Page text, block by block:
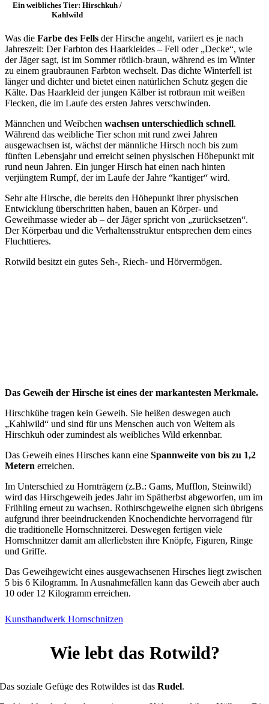
Ein weibliches Tier: Hirschkuh /
Kahlwild
Was die Farbe des Fells der Hirsche angeht, variiert es je nach
Jahreszeit: Der Farbton des Haarkleides – Fell oder „Decke“, wie
der Jäger sagt, ist im Sommer rötlich-braun, während es im Winter
zu einem graubraunen Farbton wechselt. Das dichte Winterfell ist
länger und dichter und bietet einen natürlichen Schutz gegen die
Kälte. Das Haarkleid der jungen Kälber ist rotbraun mit weißen
Flecken, die im Laufe des ersten Jahres verschwinden.
Männchen und Weibchen wachsen unterschiedlich schnell.
Während das weibliche Tier schon mit rund zwei Jahren
ausgewachsen ist, wächst der männliche Hirsch noch bis zum
fünften Lebensjahr und erreicht seinen physischen Höhepunkt mit
rund neun Jahren. Ein junger Hirsch hat einen nach hinten
verjüngtem Rumpf, der im Laufe der Jahre “kantiger“ wird.
Sehr alte Hirsche, die bereits den Höhepunkt ihrer physischen
Entwicklung überschritten haben, bauen an Körper- und
Geweihmasse wieder ab – der Jäger spricht von „zurücksetzen“.
Der Körperbau und die Verhaltensstruktur entsprechen dem eines
Fluchttieres.
Rotwild besitzt ein gutes Seh-, Riech- und Hörvermögen.
Das Geweih der Hirsche ist eines der markantesten Merkmale.
Hirschkühe tragen kein Geweih. Sie heißen deswegen auch
„Kahlwild“ und sind für uns Menschen auch von Weitem als
Hirschkuh oder zumindest als weibliches Wild erkennbar.
Das Geweih eines Hirsches kann eine Spannweite von bis zu 1,2
Metern erreichen.
Im Unterschied zu Hornträgern (z.B.: Gams, Mufflon, Steinwild)
wird das Hirschgeweih jedes Jahr im Spätherbst abgeworfen, um im
Frühling erneut zu wachsen. Rothirschgeweihe eignen sich übrigens
aufgrund ihrer beeindruckenden Knochendichte hervorragend für
die traditionelle Hornschnitzerei. Deswegen fertigen viele
Hornschnitzer damit am allerliebsten ihre Knöpfe, Figuren, Ringe
und Griffe.
Das Geweihgewicht eines ausgewachsenen Hirsches liegt zwischen
5 bis 6 Kilogramm. In Ausnahmefällen kann das Geweih aber auch
10 oder 12 Kilogramm erreichen.
Kunsthandwerk Hornschnitzen
Wie lebt das Rotwild?
Das soziale Gefüge des Rotwildes ist dasRudel.